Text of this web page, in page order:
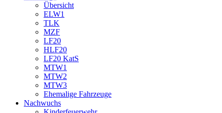
Übersicht
ELW1
TLK
MZF
LF20
HLF20
LF20 KatS
MTW1
MTW2
MTW3
Ehemalige Fahrzeuge
Nachwuchs